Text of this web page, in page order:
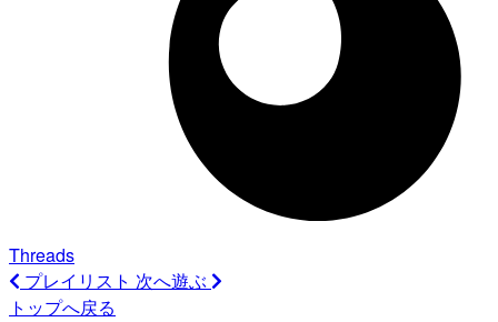
Threads
プレイリスト 次へ遊ぶ
トップへ戻る